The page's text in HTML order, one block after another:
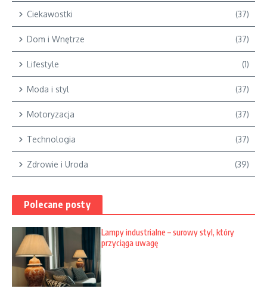
Ciekawostki (37)
Dom i Wnętrze (37)
Lifestyle (1)
Moda i styl (37)
Motoryzacja (37)
Technologia (37)
Zdrowie i Uroda (39)
Polecane posty
Lampy industrialne – surowy styl, który
przyciąga uwagę